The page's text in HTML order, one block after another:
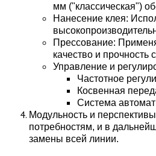
мм ("классическая")
Нанесение клея:
Прессование:
качество и
Управление и
Частотное
Косвенная
Система
Модульность и
потребностям, и в
замены всей линии.